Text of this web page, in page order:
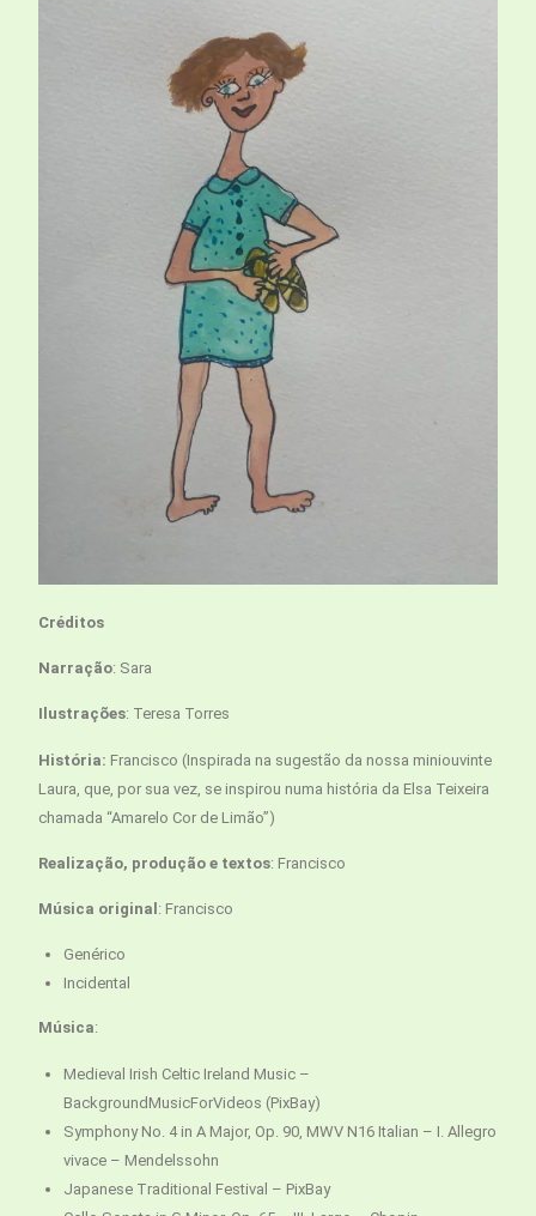
Créditos
Narração: Sara
Ilustrações: Teresa Torres
História: Francisco (Inspirada na sugestão da nossa miniouvinte
Laura, que, por sua vez, se inspirou numa história da Elsa Teixeira
chamada “Amarelo Cor de Limão”)
Realização, produção e textos: Francisco
Música original : Francisco
Genérico
Incidental
Música:
Medieval Irish Celtic Ireland Music –
BackgroundMusicForVideos (PixBay)
Symphony No. 4 in A Major, Op. 90, MWV N16 Italian – I. Allegro
vivace – Mendelssohn
Japanese Traditional Festival – PixBay